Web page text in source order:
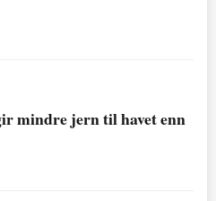
mindre jern til havet enn